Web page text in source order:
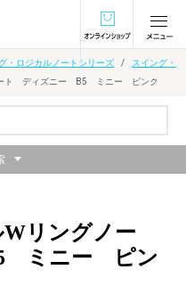
オンラインショ
・ロジカルノートシリーズ
スイング・
ート ディズニー B5 ミニー ピンク
リングノー
ミニー ピン